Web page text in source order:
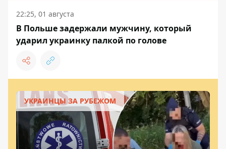
22:25, 01 августа
В Польше задержали мужчину, который
ударил украинку палкой по голове
УКРАИНЦЫ ЗА РУБЕЖОМ